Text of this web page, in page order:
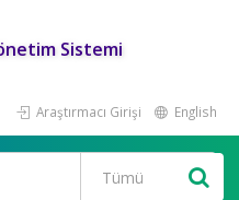
Sistemi
Araştırmacı Girişi English